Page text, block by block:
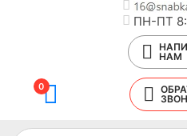
ПН-ПТ
НАМ
0